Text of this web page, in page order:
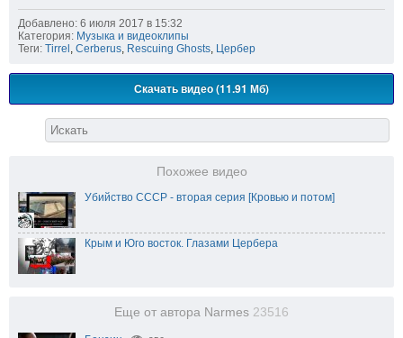
Добавлено: 6 июля 2017 в 15:32
Категория: Музыка и видеоклипы
Теги: Tirrel , Cerberus, Rescuing Ghosts, Цербер
Скачать видео (11.91 Мб)
Похожее видео
Убийство СССР - вторая серия [Кровью и потом]
Крым и Юго восток. Глазами Цербера
Еще от автора Narmes 23516